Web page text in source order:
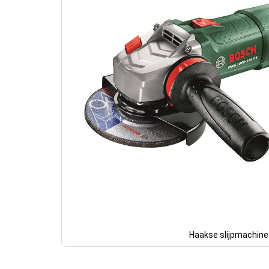
Haakse slijpmachine